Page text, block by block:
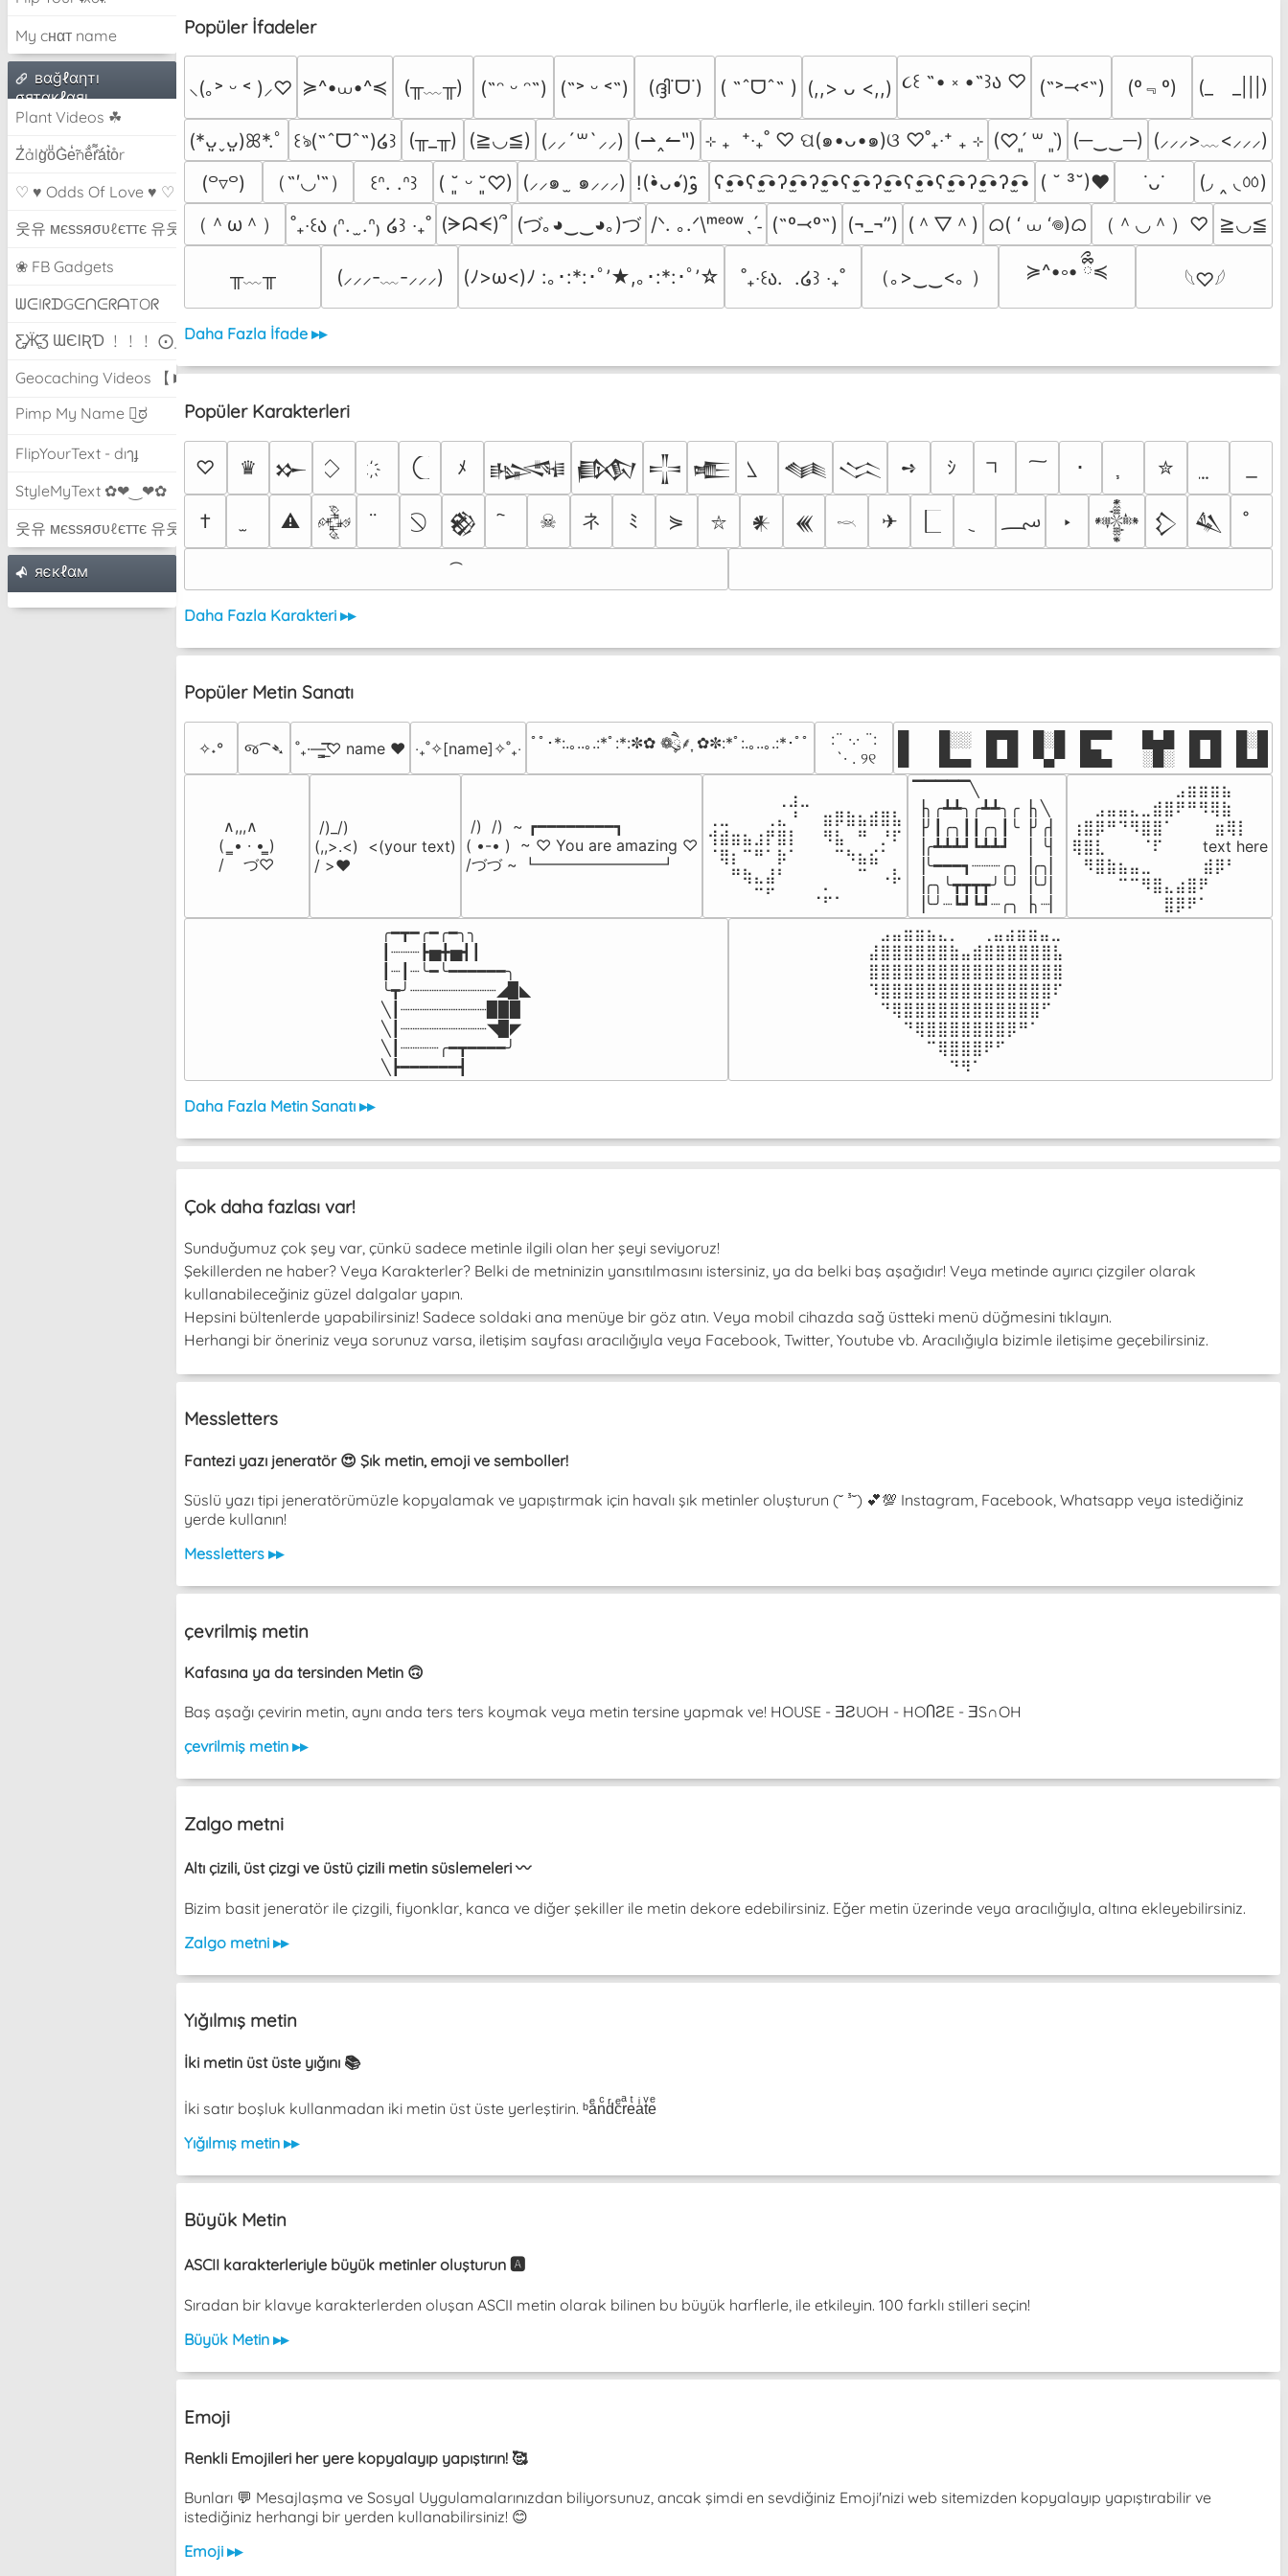
My cнαт name
вαğℓαηтı
σятαкℓαяı
Plant Videos ☘
Z̾ảlg̀͐oͧG̀e̒̃nȅ̐r͌̑á͑t͛o̊r
♡ ♥ Odds Of Love ♥ ♡
웃유 мєѕѕяσυℓєттє 유웃
❀ FB Gadgets
ᗯᕮIᖇᗪGᕮᑎᕮᖇᗩTOᖇ
Ƹ̵̡Ӝ̵̨̄Ʒ ƜЄƖƦƊ ﹗﹗﹗ ⨀_⨀
Geocaching Videos 【►】
Pimp My Name ಠ͜ಠ
FlipYourText - dıๅɟ
StyleMyText ✿❤‿❤✿
웃유 мєѕѕяσυℓєттє 유웃
яєкℓαм
Popüler İfadeler
⸜(｡˃ ᵕ ˂ )⸝♡ ≽^•⩊•^≼ (╥﹏╥) (˶ᵔ ᵕ ᵔ˶) (˶˃ ᵕ ˂˶) (ദ്ദി˙ᗜ˙) ( ˶ˆᗜˆ˵ ) (,,> ᴗ <,,) ૮꒰ ˶• ༝ •˶꒱ა ♡ (˶˃⤙˂˶) (º﹃º) (_　_|||)
(*ᴗ͈ˬᴗ͈)ꕤ*.ﾟ ꒰ঌ(˶ˆᗜˆ˵)໒꒱ (╥_╥) (≧◡≦) (⸝⸝´꒳`⸝⸝) (⇀‸↼‶) ⊹ ₊  ⁺‧₊˚ ♡ ପ(๑•ᴗ•๑)ଓ ♡˚₊‧⁺ ₊ ⊹ (♡ˊ͈ ꒳ ˋ͈) (─‿‿─) (⸝⸝⸝>﹏<⸝⸝⸝)
(꒪▿꒪)
（˶′◡‵˶） ꒰ᐢ. .ᐢ꒱ ( ˘͈ ᵕ ˘͈♡) (⸝⸝๑  ̫ ๑⸝⸝⸝) ʕ•̫͡•ʕ•̫͡•ʔ•̫͡•ʔ•̫͡•ʕ•̫͡•ʔ•̫͡•ʕ•̫͡•ʕ•̫͡•ʔ•̫͡•ʔ•̫͡• ( ˘ ³˘)♥ ˙ᴗ˙
(◞ ‸ ◟ㆀ)
（＾ω＾）
˚₊‧꒰ა ₍ᐢ.  ̫.ᐢ₎ ໒꒱ ‧₊˚ (ᗒᗣᗕ)՞ (づ｡◕‿‿◕｡)づ /ᐠ. ｡.ᐟ\ᵐᵉᵒʷˎˊ˗ (˶º⤙º˶) (¬_¬”) (＾▽＾) ᜊ( ‘ ⩊ ‘𖦹)ᜊ （＾◡＾）♡ ≧◡≦
╥﹏╥ (⸝⸝⸝-﹏-⸝⸝⸝) (ﾉ>ω<)ﾉ :｡･:*:･ﾟ’★,｡･:*:･ﾟ’☆ ˚₊‧꒰ა.  .໒꒱ ‧₊˚ （｡>‿‿<｡ ） ≽^•༚• ྀིྀ≼ 𓆩♡𓆪
Daha Fazla İfade ▸▸
Popüler Karakterleri
♡ ♛ 𒁍 ﾒ 𒈙 𒁃 𒋲 𒍫 𒈝 𒈱 ➺ ｼ ･ ✮
† ⚠ 𒅒 𒆙 ☠ ネ ﾐ ⋟ ⛥ 𒀭 𒌍 𓎖 ✈ ؄ ‣ 𒀱 𒁷 𒈑
Daha Fazla Karakteri ▸▸
Popüler Metin Sanatı
✧˖° જ⁀➴ ˚₊·—̳͟͞͞♡ name ♥️ ‎‧₊˚✧[name]✧˚₊‧ ﾟﾟ･*:.｡..｡.:*ﾟ:*:✼✿ ❁ཻུ۪۪⸙͎ ✿✼:*ﾟ:.｡..｡.:*･ﾟﾟ
⠀:¨ ·.· ¨:⠀
⠀ `· . ୨୧⠀
█  █░░ █▀█ █░█ █▀▀  █▄█ █▀█ █░█
█  █▄▄ █▄█ ▀▄▀ ██▄  ░█░ █▄█ █▄█
∧,,,∧
(  ̳• · • ̳)
/    づ♡
/)_/)
(,,>.<)  <(your text)
/ >❤️
/)  /)  ~ ┏━━━━━━━━┓
( •-• )  ~ ♡ You are amazing ♡
/づづ ~ ┗━━━━━━━━┛
⠀⠀⠀⠀⠀⠀⢀⣰⣀⠀⠀⠀⠀⠀⠀⠀⠀
⢀⣀⠀⠀⠀⢀⣄⠘⠀⠀⣶⡿⣷⣦⣾⣿⣧
⢺⣾⣶⣦⣰⡟⣿⡇⠀⠀⠻⣧⠀⠛⠀⡘⠏
⠈⢿⡆⠉⠛⠁⡷⠁⠀⠀⠀⠉⠳⣦⣮⠁⠀
⠀⠀⠛⢷⣄⣼⠃⠀⠀⠀⠀⠀⠀⠉⠀⠠⡧
⠀⠀⠀⠀⠉⠋⠀⠀⠀⠠⡥⠄⠀⠀⠀⠀⠀
▔▔▔▔▔╲
▕╮╭┻┻╮╭┻┻╮╭▕╮╲
▕╯┃╭╮┃┃╭╮┃╰▕╯╭▏
▕╭┻┻┻┛┗┻┻┛  ▕  ╰▏
▕╰━━━┓┈┈┈╭╮▕╭╮▏
▕╭╮╰┳┳┳┳╯╰╯▕╰╯▏
▕╰╯┈┗┛┗┛┈╭╮▕╮┈▏
⠀⠀⠀⠀⠀⠀⠀⠀⠀⣠⣶⣶⣶⣦⠀⠀
⠀⠀⣠⣤⣤⣄⣀⣾⣿⠟⠛⠻⢿⣷⠀
⢰⣿⡿⠛⠙⠻⣿⣿⠁⠀⠀ ⠀⣶⢿⡇
⢿⣿⣇⠀⠀⠀⠈⠏⠀⠀⠀ text here
⠀⠻⣿⣷⣦⣤⣀⠀⠀⠀ ⠀⣾⡿⠃⠀
⠀⠀⠀⠀⠉⠉⠻⣿⣄⣴⣿⠟⠀⠀⠀
⠀⠀⠀⠀⠀⠀⠀⠀⣿⡿⠟⠁⠀⠀⠀
╭━┳━╭━╭━╮╮
┃┈┈┈┣▅╋▅┫┃
┃┈┃┈╰━╰━━━━━━╮
╰┳╯┈┈┈┈┈┈┈┈┈◢▉◣
╲┃┈┈┈┈┈┈┈┈┈▉▉▉
╲┃┈┈┈┈┈┈┈┈┈◥▉◤
╲┃┈┈┈┈╭━┳━━━━╯
╲┣━━━━━━┫﻿
⠀⣠⣤⣶⣶⣦⣄⡀  ⠀⢀⣤⣴⣶⣶⣤⣀⠀
⣼⣿⣿⣿⣿⣿⣿⣷⣤⣾⣿⣿⣿⣿⣿⣿⣧
⣿⣿⣿⣿⣿⣿⣿⣿⣿⣿⣿⣿⣿⣿⣿⣿⣿
⠹⣿⣿⣿⣿⣿⣿⣿⣿⣿⣿⣿⣿⣿⣿⣿⠏
⠀⠙⢿⣿⣿⣿⣿⣿⣿⣿⣿⣿⣿⣿⣿⠋⠀
⠀⠀⠀⠙⢿⣿⣿⣿⣿⣿⣿⣿⡿⠛⠁⠀⠀
⠀⠀⠀⠀⠀⠉⢿⣿⣿⣿⠟⠋⠀⠀⠀⠀⠀
⠀⠀⠀⠀⠀⠀⠀⠙⠻⠁⠀⠀⠀⠀⠀⠀⠀⠀⠀⠀⠀⠀⠀
Daha Fazla Metin Sanatı ▸▸
Çok daha fazlası var!
Sunduğumuz çok şey var, çünkü sadece metinle ilgili olan her şeyi seviyoruz!
Şekillerden ne haber? Veya Karakterler? Belki de metninizin yansıtılmasını istersiniz, ya da belki baş aşağıdır! Veya metinde ayırıcı çizgiler olarak
kullanabileceğiniz güzel dalgalar yapın.
Hepsini bültenlerde yapabilirsiniz! Sadece soldaki ana menüye bir göz atın. Veya mobil cihazda sağ üstteki menü düğmesini tıklayın.
Herhangi bir öneriniz veya sorunuz varsa, iletişim sayfası aracılığıyla veya Facebook, Twitter, Youtube vb. Aracılığıyla bizimle iletişime geçebilirsiniz.
Messletters
Fantezi yazı jeneratör 😍 Şık metin, emoji ve semboller!
Süslü yazı tipi jeneratörümüzle kopyalamak ve yapıştırmak için havalı şık metinler oluşturun (˘ ³˘) 💕💯 Instagram, Facebook, Whatsapp veya istediğiniz
yerde kullanın!
Messletters ▸▸
çevrilmiş metin
Kafasına ya da tersinden Metin 🙃
Baş aşağı çevirin metin, aynı anda ters ters koymak veya metin tersine yapmak ve! HOUSE - ƎƧUOH - HOႶƧE - ƎS∩OH
çevrilmiş metin ▸▸
Zalgo metni
Altı çizili, üst çizgi ve üstü çizili metin süslemeleri 〰️
Bizim basit jeneratör ile çizgili, fiyonklar, kanca ve diğer şekiller ile metin dekore edebilirsiniz. Eğer metin üzerinde veya aracılığıyla, altına ekleyebilirsiniz.
Zalgo metni ▸▸
Yığılmış metin
İki metin üst üste yığını 📚
İki satır boşluk kullanmadan iki metin üst üste yerleştirin. ᵇaͤnͨdͬcͤrͣeͭaͥtͮeͤ
Yığılmış metin ▸▸
Büyük Metin
ASCII karakterleriyle büyük metinler oluşturun 🅰️
Sıradan bir klavye karakterlerden oluşan ASCII metin olarak bilinen bu büyük harflerle, ile etkileyin. 100 farklı stilleri seçin!
Büyük Metin ▸▸
Emoji
Renkli Emojileri her yere kopyalayıp yapıştırın! 🥰
Bunları 💬 Mesajlaşma ve Sosyal Uygulamalarınızdan biliyorsunuz, ancak şimdi en sevdiğiniz Emoji'nizi web sitemizden kopyalayıp yapıştırabilir ve
istediğiniz herhangi bir yerden kullanabilirsiniz! 😊
Emoji ▸▸